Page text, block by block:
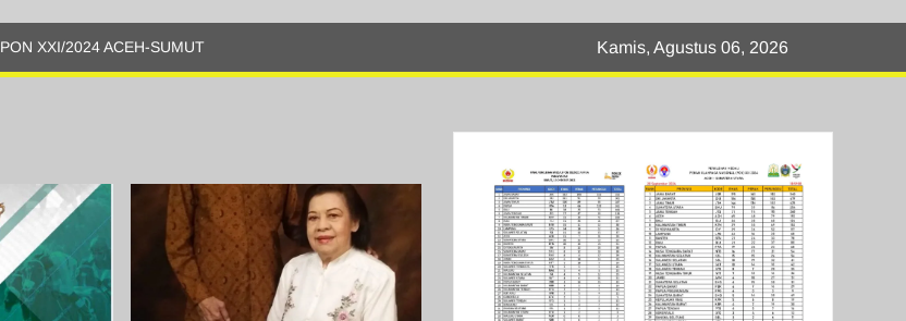
PON XXI/2024 ACEH-SUMUT Kamis, Agustus 06, 2026